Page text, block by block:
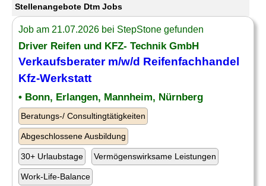
Stellenangebote Dtm Jobs
Job am 21.07.2026 bei StepStone gefunden
Driver Reifen und KFZ- Technik GmbH
Verkaufsberater m/w/d Reifenfachhandel
Kfz-Werkstatt
• Bonn, Erlangen, Mannheim, Nürnberg
Beratungs-/ Consultingtätigkeiten
Abgeschlossene Ausbildung
30+ Urlaubstage Vermögenswirksame Leistungen
Work-Life-Balance